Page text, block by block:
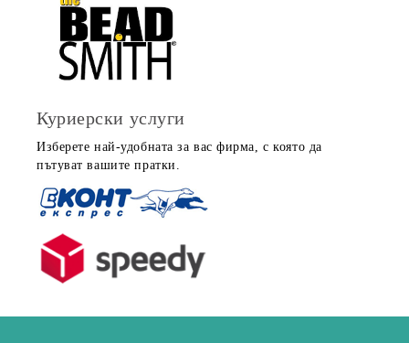
Куриерски услуги
Изберете най-удобната за вас фирма, с която да
пътуват вашите пратки.